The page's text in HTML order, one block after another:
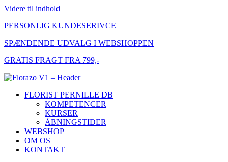
Videre til indhold
PERSONLIG KUNDESERIVCE
SPÆNDENDE UDVALG I WEBSHOPPEN
GRATIS FRAGT FRA 799,-
FLORIST PERNILLE DB
KOMPETENCER
KURSER
ÅBNINGSTIDER
WEBSHOP
OM OS
KONTAKT